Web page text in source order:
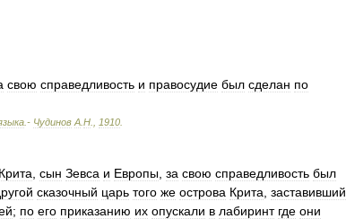
свою справедливость и правосудие был сделан по
.- Чудинов А Н 1910
Крита сын Зевса и Европы за свою справедливость был
сказочный царь того же острова Крита заставивший
; по его приказанию их опускали в лабиринт где они